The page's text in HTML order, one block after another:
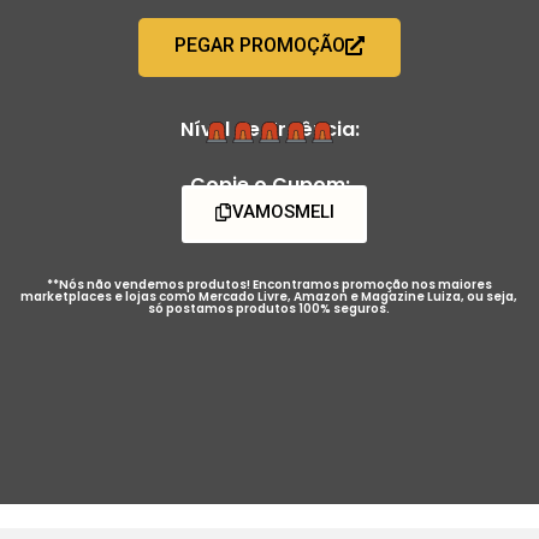
PEGAR PROMOÇÃO
Nível de Urgência:
Copie o Cupom:
VAMOSMELI
**Nós não vendemos produtos! Encontramos promoção nos maiores
marketplaces e lojas como Mercado Livre, Amazon e Magazine Luiza, ou seja,
só postamos produtos 100% seguros.